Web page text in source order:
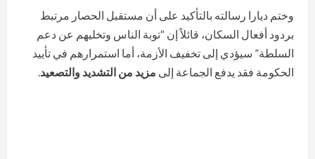
وختم ديارا رسالته بالتأكيد على أن مستقبل الحصار مرتبط
بردود أفعال السكان، قائلاً إن “توبة الناس وتخليهم عن دعم
السلطة” سيؤدي إلى تخفيف الأزمة، أما استمرارهم في تأييد
الحكومة فقد يدفع الجماعة إلى مزيد من التشديد والتصعيد